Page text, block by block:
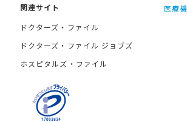
関連サイト
ドクターズ・ファイル
ドクターズ・ファイル ジョブズ
ホスピタルズ・ファイル
医療